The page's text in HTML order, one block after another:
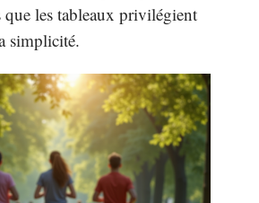
que les tableaux privilégient
simplicité.